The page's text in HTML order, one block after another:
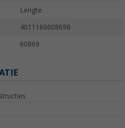
Lengte
4011160608698
60869